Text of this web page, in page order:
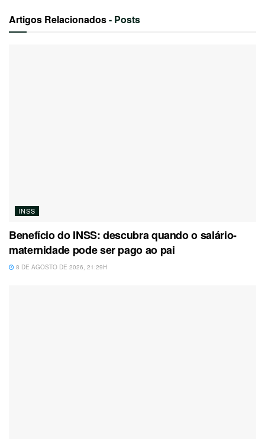
Artigos Relacionados- Posts
INSS
Benefício do INSS: descubra quando o salário-
maternidade pode ser pago ao pai
8 DE AGOSTO DE 2026, 21:29H